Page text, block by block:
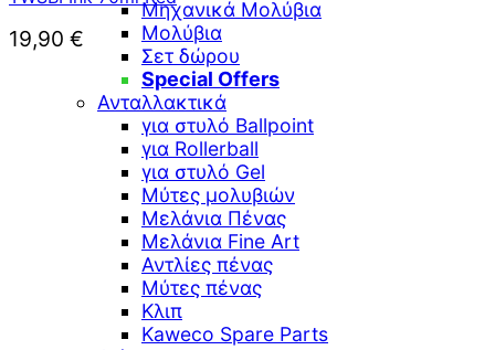
Μηχανικά Μολύβια
Μολύβια
Σετ δώρου
Special Offers
Ανταλλακτικά
για στυλό Ballpoint
για Rollerball
για στυλό Gel
Μύτες μολυβιών
Μελάνια Πένας
Μελάνια Fine Art
Αντλίες πένας
Μύτες πένας
Κλιπ
Kaweco Spare Parts
19,90 €